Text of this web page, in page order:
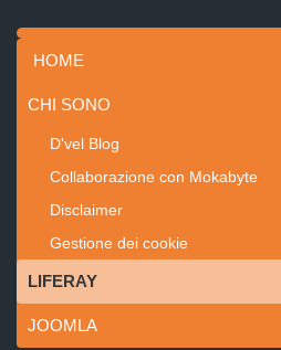
HOME
CHI SONO
D'vel Blog
Collaborazione con Mokabyte
Disclaimer
Gestione dei cookie
LIFERAY
JOOMLA